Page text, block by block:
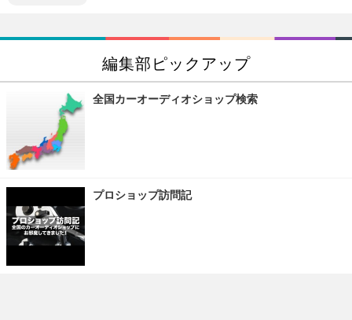
編集部ピックアップ
全国カーオーディオショップ検索
プロショップ訪問記